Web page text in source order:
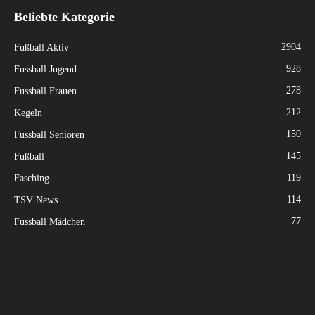
Beliebte Kategorie
Fußball Aktiv 2904
Fussball Jugend 928
Fussball Frauen 278
Kegeln 212
Fussball Senioren 150
Fußball 145
Fasching 119
TSV News 114
Fussball Mädchen 77